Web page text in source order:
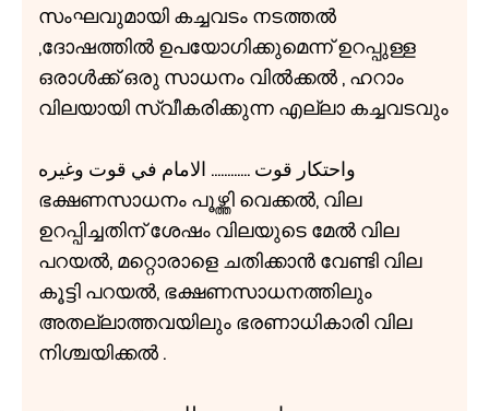
സംഘവുമായി കച്ചവടം നടത്തൽ
,ദോഷത്തിൽ ഉപയോഗിക്കുമെന്ന് ഉറപ്പുള്ള
ഒരാൾക്ക് ഒരു സാധനം വിൽക്കൽ , ഹറാം
വിലയായി സ്വീകരിക്കുന്ന എല്ലാ കച്ചവടവും
واحتكار قوت ............ الامام في قوت وغيره
ഭക്ഷണസാധനം പൂഴ്ത്തി വെക്കൽ, വില
ഉറപ്പിച്ചതിന് ശേഷം വിലയുടെ മേൽ വില
പറയൽ, മറ്റൊരാളെ ചതിക്കാൻ വേണ്ടി വില
കൂട്ടി പറയൽ, ഭക്ഷണസാധനത്തിലും
അതല്ലാത്തവയിലും ഭരണാധികാരി വില
നിശ്ചയിക്കൽ .